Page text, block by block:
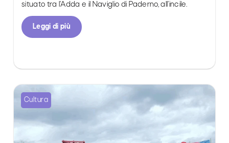
situato tra l’Adda e il Naviglio di Paderno, all’incile.
Leggi di più
Cultura